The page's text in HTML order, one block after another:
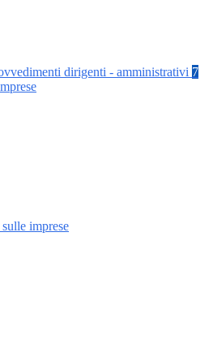
dirigenti - amministrativi 7
imprese